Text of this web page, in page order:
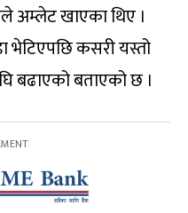
अम्लेट खाएका थिए ।
भेटिएपछि कसरी यस्तो
बढाएको बताएको छ ।